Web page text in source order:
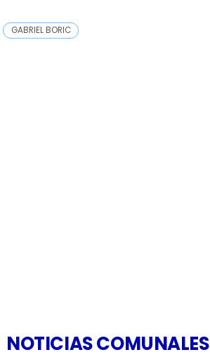
GABRIEL BORIC
NOTICIAS COMUNALES